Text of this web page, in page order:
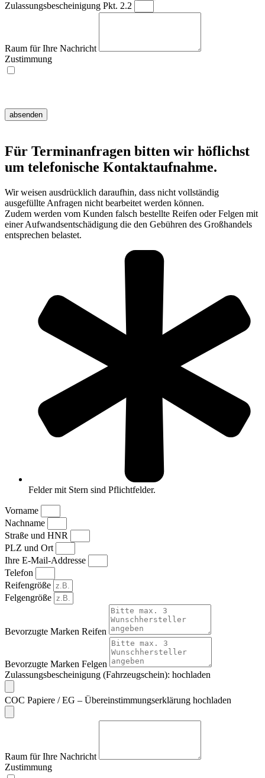
Zulassungsbescheinigung Pkt. 2.2
Raum für Ihre Nachricht
Zustimmung
absenden
Für Terminanfragen bitten wir höflichst
um telefonische Kontaktaufnahme.
Wir weisen ausdrücklich daraufhin, dass nicht vollständig
ausgefüllte Anfragen nicht bearbeitet werden können.
Zudem werden vom Kunden falsch bestellte Reifen oder Felgen mit
einer Aufwandsentschädigung die den Gebühren des Großhandels
entsprechen belastet.
Felder mit Stern sind Pflichtfelder.
Vorname
Nachname
Straße und HNR
PLZ und Ort
Ihre E-Mail-Addresse
Telefon
Reifengröße
Felgengröße
Bevorzugte Marken Reifen
Bevorzugte Marken Felgen
Zulassungsbescheinigung (Fahrzeugschein): hochladen
COC Papiere / EG – Übereinstimmungserklärung hochladen
Raum für Ihre Nachricht
Zustimmung